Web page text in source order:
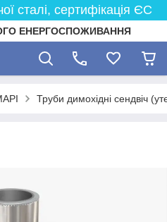
сталі, сертифікація ЄС
ЕНЕРГОСПОЖИВАННЯ
Труби димохідні сендвіч